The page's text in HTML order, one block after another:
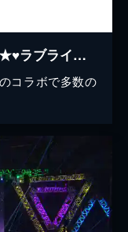
異次元フェス アイドルマスター★♥ラブライブ！歌合戦
コラボで多数の